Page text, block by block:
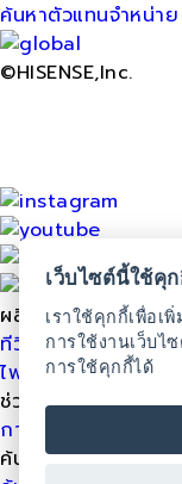
ค้นหาตัวแทนจำหน่าย
©HISENSE,Inc.
ผลิตภัณฑ์
ทีวี
ช่องแช่แข็ง ตู้เย็น
ไฟฟ้าในครัว ไมโครเวฟ
ช่วยเหลือ
การรับประกันสินค้า
ค้นหาตัวแทนจำหน่าย
เว็บไซต์นี้ใช้คุ
เราใช้คุกกี้เพื่อเ
การใช้งานเว็บไ
การใช้คุกกี้ได้